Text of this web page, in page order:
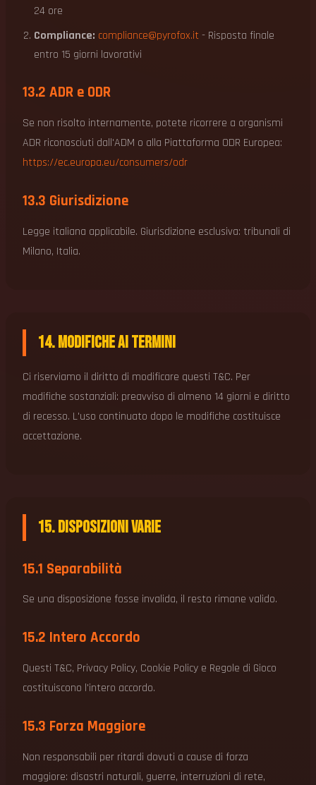
24 ore
Compliance: compliance@pyrofox.it- Risposta finale
entro 15 giorni lavorativi
13.2 ADR e ODR
Se non risolto internamente, potete ricorrere a organismi
ADR riconosciuti dall'ADM o alla Piattaforma ODR Europea:
https://ec.europa.eu/consumers/odr
13.3 Giurisdizione
Legge italiana applicabile. Giurisdizione esclusiva: tribunali di
Milano, Italia.
14. Modifiche ai Termini
Ci riserviamo il diritto di modificare questi T&C. Per
modifiche sostanziali: preavviso di almeno 14 giorni e diritto
di recesso. L'uso continuato dopo le modifiche costituisce
accettazione.
15. Disposizioni Varie
15.1 Separabilità
Se una disposizione fosse invalida, il resto rimane valido.
15.2 Intero Accordo
Questi T&C, Privacy Policy, Cookie Policy e Regole di Gioco
costituiscono l'intero accordo.
15.3 Forza Maggiore
Non responsabili per ritardi dovuti a cause di forza
maggiore: disastri naturali, guerre, interruzioni di rete,